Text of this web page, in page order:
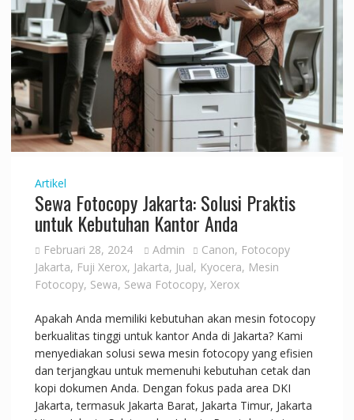
Artikel
Sewa Fotocopy Jakarta: Solusi Praktis
untuk Kebutuhan Kantor Anda
Februari 28, 2024 Admin Canon, Fotocopy
Jakarta, Fuji Xerox, Jakarta, Jual, Kyocera, Mesin
Fotocopy, Sewa, Sewa Fotocopy, Xerox
Apakah Anda memiliki kebutuhan akan mesin fotocopy
berkualitas tinggi untuk kantor Anda di Jakarta? Kami
menyediakan solusi sewa mesin fotocopy yang efisien
dan terjangkau untuk memenuhi kebutuhan cetak dan
kopi dokumen Anda. Dengan fokus pada area DKI
Jakarta, termasuk Jakarta Barat, Jakarta Timur, Jakarta